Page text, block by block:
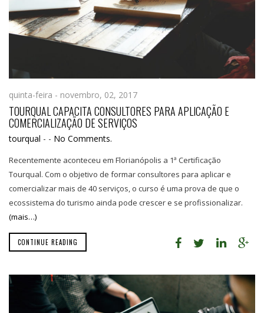
quinta-feira - novembro, 02, 2017
TOURQUAL CAPACITA CONSULTORES PARA APLICAÇÃO E
COMERCIALIZAÇÃO DE SERVIÇOS
tourqual - - No Comments.
Recentemente aconteceu em Florianópolis a 1ª Certificação
Tourqual. Com o objetivo de formar consultores para aplicar e
comercializar mais de 40 serviços, o curso é uma prova de que o
ecossistema do turismo ainda pode crescer e se profissionalizar.
(mais…)
CONTINUE READING